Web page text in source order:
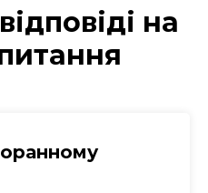
на